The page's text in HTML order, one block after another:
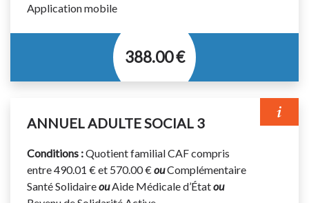
Application mobile
388.00 €
Titre permettant d’effectuer un nombre illimité de
voyages pendant 1 an.
régulières interurbaines suivantes : 310 et 711 à 720.
Votre titre de transport doit être validé à chaque
montée dans le bus même en correspondance.
ANNUEL ADULTE SOCIAL 3
Conditions :Quotient familial CAF compris
entre 490.01 € et 570.00 € ouComplémentaire
Santé SolidaireouAide Médicale d’Étatou